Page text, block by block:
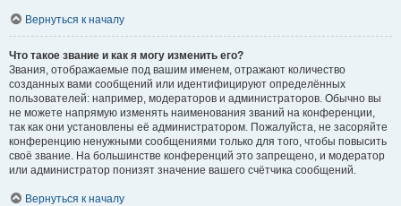
Вернуться к началу
Что такое звание и как я могу изменить его?
Звания, отображаемые под вашим именем, отражают количество
созданных вами сообщений или идентифицируют определённых
пользователей: например, модераторов и администраторов. Обычно вы
не можете напрямую изменять наименования званий на конференции,
так как они установлены её администратором. Пожалуйста, не засоряйте
конференцию ненужными сообщениями только для того, чтобы повысить
своё звание. На большинстве конференций это запрещено, и модератор
или администратор понизят значение вашего счётчика сообщений.
Вернуться к началу